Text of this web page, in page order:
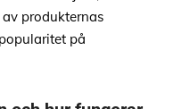
produkternas
på